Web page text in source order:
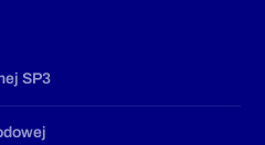
SP3